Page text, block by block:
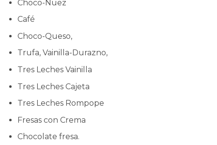
Choco-Nuez
Café
Choco-Queso,
Trufa, Vainilla-Durazno,
Tres Leches Vainilla
Tres Leches Cajeta
Tres Leches Rompope
Fresas con Crema
Chocolate fresa.